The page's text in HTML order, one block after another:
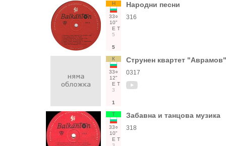
Н
33○
10"
Е Т
5
5
Народни песни
316
К
33○
12"
Е Т
3
1
Струнен квартет "Аврамов"
0317
Т
33○
10"
Е Т
Забавна и танцова музика
318